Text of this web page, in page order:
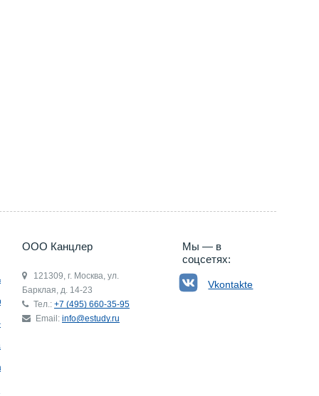
ООО Канцлер
121309, г. Москва, ул.
Барклая, д. 14-23
Тел.: +7 (495) 660-35-95
Email: info@estudy.ru
Мы — в
соцсетях:
Vkontakte